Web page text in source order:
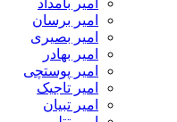
امیر برسان
امیر بصیری
امیر بهادر
امیر پوستچی
امیر تاجیک
امیر تبیان